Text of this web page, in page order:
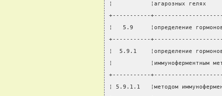
¦           ¦агарозных
+-----------
¦   5.9     ¦определение
+-----------
¦  5.9.1    ¦определение
¦
+-----------
¦ 5.9.1.1   ¦методом